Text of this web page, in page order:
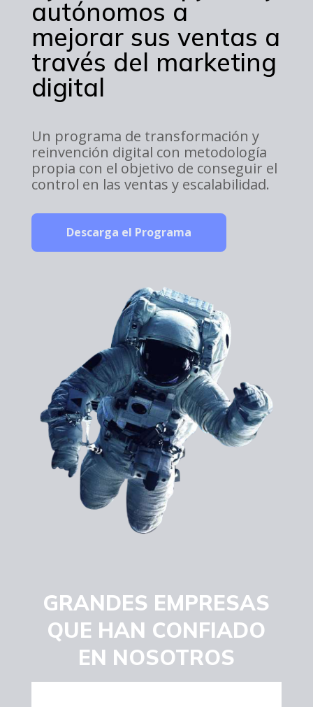
autónomos a
mejorar sus ventas a
través del marketing
digital
Un programa de transformación y
reinvención digital con metodología
propia con el objetivo de conseguir el
control en las ventas y escalabilidad.
Descarga el Programa
GRANDES EMPRESAS
QUE HAN CONFIADO
EN NOSOTROS